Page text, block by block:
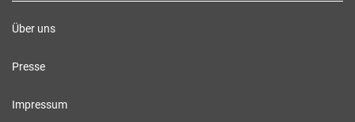
Über uns
Presse
Impressum